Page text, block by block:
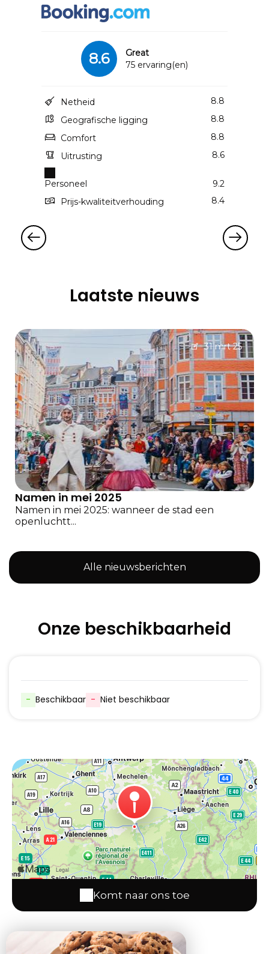
8.6
Great
75 ervaring(en)
Netheid
8.8
Geografische ligging
8.8
Comfort
8.8
Uitrusting
8.6
Personeel
9.2
Prijs-kwaliteitverhouding
8.4
Laatste nieuws
31 mrt 25
Namen in mei 2025
Namen in mei 2025: wanneer de stad een
openluchtt...
Alle nieuwsberichten
Onze beschikbaarheid
- Beschikbaar - Niet beschikbaar
Komt naar ons toe